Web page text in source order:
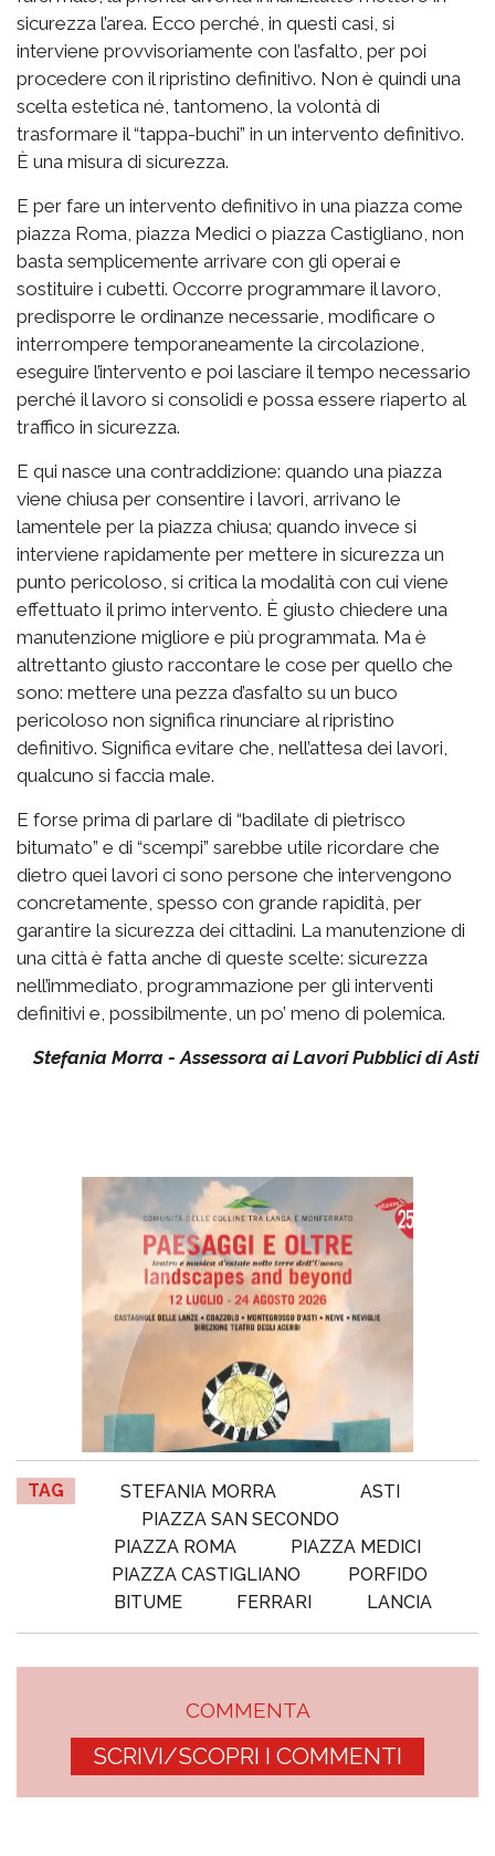
sicurezza l’area. Ecco perché, in questi casi, si
interviene provvisoriamente con l’asfalto, per poi
procedere con il ripristino definitivo. Non è quindi una
scelta estetica né, tantomeno, la volontà di
trasformare il “tappa-buchi” in un intervento definitivo.
È una misura di sicurezza.
E per fare un intervento definitivo in una piazza come
piazza Roma, piazza Medici o piazza Castigliano, non
basta semplicemente arrivare con gli operai e
sostituire i cubetti. Occorre programmare il lavoro,
predisporre le ordinanze necessarie, modificare o
interrompere temporaneamente la circolazione,
eseguire l’intervento e poi lasciare il tempo necessario
perché il lavoro si consolidi e possa essere riaperto al
traffico in sicurezza.
E qui nasce una contraddizione: quando una piazza
viene chiusa per consentire i lavori, arrivano le
lamentele per la piazza chiusa; quando invece si
interviene rapidamente per mettere in sicurezza un
punto pericoloso, si critica la modalità con cui viene
effettuato il primo intervento. È giusto chiedere una
manutenzione migliore e più programmata. Ma è
altrettanto giusto raccontare le cose per quello che
sono: mettere una pezza d’asfalto su un buco
pericoloso non significa rinunciare al ripristino
definitivo. Significa evitare che, nell’attesa dei lavori,
qualcuno si faccia male.
E forse prima di parlare di “badilate di pietrisco
bitumato” e di “scempi” sarebbe utile ricordare che
dietro quei lavori ci sono persone che intervengono
concretamente, spesso con grande rapidità, per
garantire la sicurezza dei cittadini. La manutenzione di
una città è fatta anche di queste scelte: sicurezza
nell’immediato, programmazione per gli interventi
definitivi e, possibilmente, un po’ meno di polemica.
Stefania Morra - Assessora ai Lavori Pubblici di Asti
TAG STEFANIA MORRA
ASTI
PIAZZA SAN SECONDO
PIAZZA ROMA
PIAZZA MEDICI
PIAZZA CASTIGLIANO
PORFIDO
BITUME
FERRARI LANCIA
COMMENTA
SCRIVI/SCOPRI I COMMENTI